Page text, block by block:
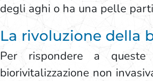
degli aghi o ha una pelle
La rivoluzione della
Per rispondere a queste
biorivitalizzazione non